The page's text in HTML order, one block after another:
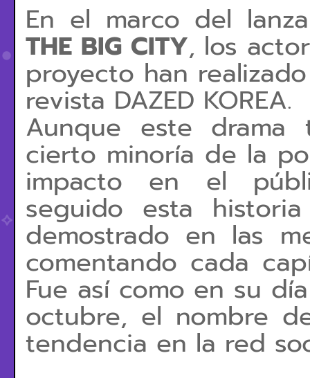
En el marco del
THE BIG CITY, los
proyecto han
revista DAZED KOREA.
Aunque este drama
cierto minoría de la
impacto en el
seguido esta
demostrado en las
comentando cada
Fue así como en su
octubre, el nombre
tendencia en la red